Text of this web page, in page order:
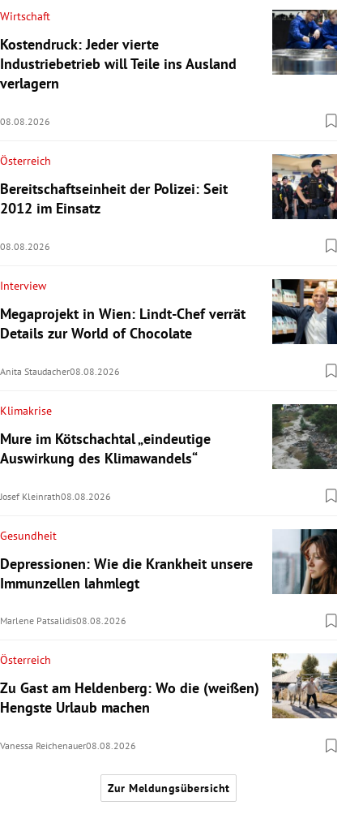
Wirtschaft
Kostendruck: Jeder vierte
Industriebetrieb will Teile ins Ausland
verlagern
08.08.2026
Österreich
Bereitschaftseinheit der Polizei: Seit
2012 im Einsatz
08.08.2026
Interview
Megaprojekt in Wien: Lindt-Chef verrät
Details zur World of Chocolate
Anita Staudacher08.08.2026
Klimakrise
Mure im Kötschachtal „eindeutige
Auswirkung des Klimawandels“
Josef Kleinrath08.08.2026
Gesundheit
Depressionen: Wie die Krankheit unsere
Immunzellen lahmlegt
Marlene Patsalidis08.08.2026
Österreich
Zu Gast am Heldenberg: Wo die (weißen)
Hengste Urlaub machen
Vanessa Reichenauer08.08.2026
Zur Meldungsübersicht